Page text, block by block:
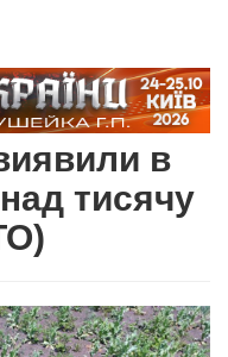
в
тисячу